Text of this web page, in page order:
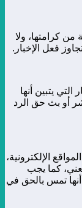
كرامتها، ولا
فعل الإخبار.
يتبين أنها
أو بث حق الرد
الإلكترونية،
كما يجب
تمس بالحق في